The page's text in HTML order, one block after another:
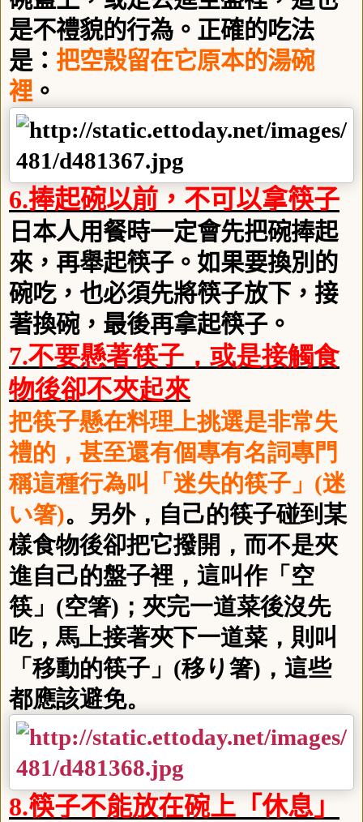
是不禮貌的行為。正確的吃法
是： 把空殼留在它原本的湯碗
裡 。
6.捧起碗以前，不可以拿筷子
日本人用餐時一定會先把碗捧起
來，再舉起筷子。如果要換別的
碗吃，也必須先將筷子放下，接
著換碗，最後再拿起筷子。
7.不要懸著筷子，或是接觸食
物後卻不夾起來
把筷子懸在料理上挑選是非常失
禮的，甚至還有個專有名詞專門
稱這種行為叫「迷失的筷子」 (迷
い箸)。另外，自己的筷子碰到某
樣食物後卻把它撥開，而不是夾
進自己的盤子裡，這叫作「空
筷」 (空箸) ；夾完一道菜後沒先
吃，馬上接著夾下一道菜，則叫
「移動的筷子」 (移り箸) ，這些
都應該避免。
8.筷子不能放在碗上「休息」